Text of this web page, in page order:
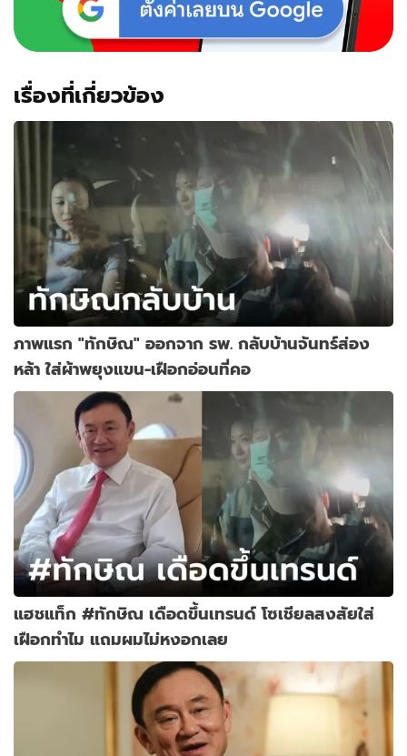
เรื่องที่เกี่ยวข้อง
ภาพแรก "ทักษิณ" ออกจาก รพ. กลับบ้านจันทร์ส่อง
หล้า ใส่ผ้าพยุงแขน-เฝือกอ่อนที่คอ
แฮชแท็ก #ทักษิณ เดือดขึ้นเทรนด์ โซเชียลสงสัยใส่
เฝือกทำไม แถมผมไม่หงอกเลย